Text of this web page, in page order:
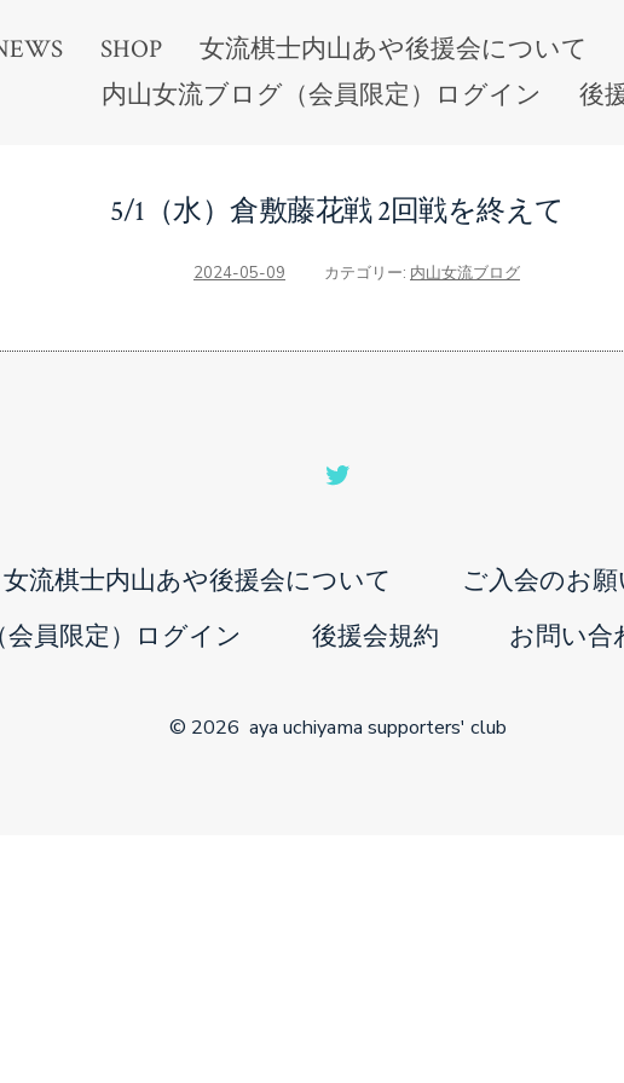
SHOP 女流棋士内山あや後援会について
内山女流ブログ（会員限定）ログイン
後
5/1（水）倉敷藤花戦 2回戦を終えて
2024-05-09 カテゴリー: 内山女流ブログ
Open
in
new
女流棋士内山あや後援会について ご入会のお願
員限定）ログイン
後援会規約 お問い合
© 2026 aya uchiyama supporters' club